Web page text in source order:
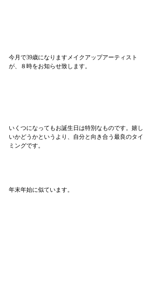
今月で39歳になりますメイクアップアーティスト
が、８時をお知らせ致します。
いくつになってもお誕生日は特別なものです。嬉し
いかどうかというより、自分と向き合う最良のタイ
ミングです。
年末年始に似ています。